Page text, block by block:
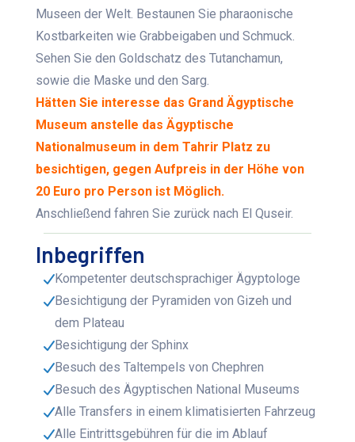
Museen der Welt. Bestaunen Sie pharaonische
Kostbarkeiten wie Grabbeigaben und Schmuck.
Sehen Sie den Goldschatz des Tutanchamun,
sowie die Maske und den Sarg.
Hätten Sie interesse das Grand Ägyptische
Museum anstelle das Ägyptische
Nationalmuseum in dem Tahrir Platz zu
besichtigen, gegen Aufpreis in der Höhe von
20 Euro pro Person ist Möglich.
Anschließend fahren Sie zurück nach El Quseir.
Inbegriffen
Kompetenter deutschsprachiger Ägyptologe
Besichtigung der Pyramiden von Gizeh und
dem Plateau
Besichtigung der Sphinx
Besuch des Taltempels von Chephren
Besuch des Ägyptischen National Museums
Alle Transfers in einem klimatisierten Fahrzeug
Alle Eintrittsgebühren für die im Ablauf